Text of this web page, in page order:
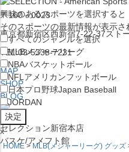
〒160－0023
東京都新宿区西新宿7-22-37スト
TEL:03-5338-7231
MAP
SHOP
BLOG
セレクション新宿本店
バスケ/アメフト館
興味のあるスポーツを選択すると
そのスポーツの最新情報が表示さ
すべてのジャンルを選択
MLBメジャーリーグ
NBAバスケットボール
NFL アメリカンフットボール
日本プロ野球Japan Baseball
JORDAN
x
HOME MLB(メジャーリーグ) グッズ